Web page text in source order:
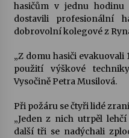
Ozvěny
13. 7. 2026
hasičům v jednu
dostavili profesionální
dobrovolní kolegové z
„Z domu hasiči
použití výškové
Vysočině Petra Musilová.
Při požáru se čtyři lidé
„Jeden z nich utrpěl
další tři se nadýchali